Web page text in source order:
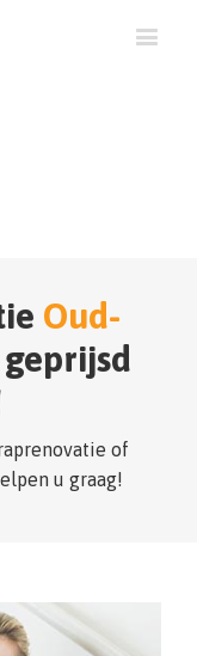
Oud-
of
u graag!